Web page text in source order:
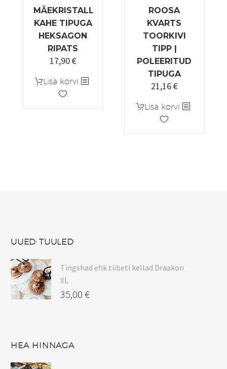
MÄEKRISTALL
KAHE TIPUGA
HEKSAGON
RIPATS
17,90€
Lisa korvi
ROOSA
KVARTS
TOORKIVI
TIPP |
POLEERITUD
TIPUGA
Algne
oli:
24,90 €.
21,16€Praegune
on:
Lisa korvi
UUED TUULED
Tingshad ehk tiibeti kellad Draakon
XL
35,00 €
HEA HINNAGA